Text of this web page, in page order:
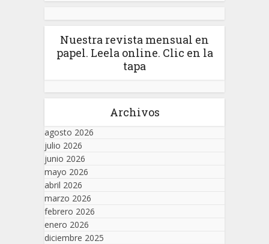
Nuestra revista mensual en
papel. Leela online. Clic en la
tapa
Archivos
agosto 2026
julio 2026
junio 2026
mayo 2026
abril 2026
marzo 2026
febrero 2026
enero 2026
diciembre 2025